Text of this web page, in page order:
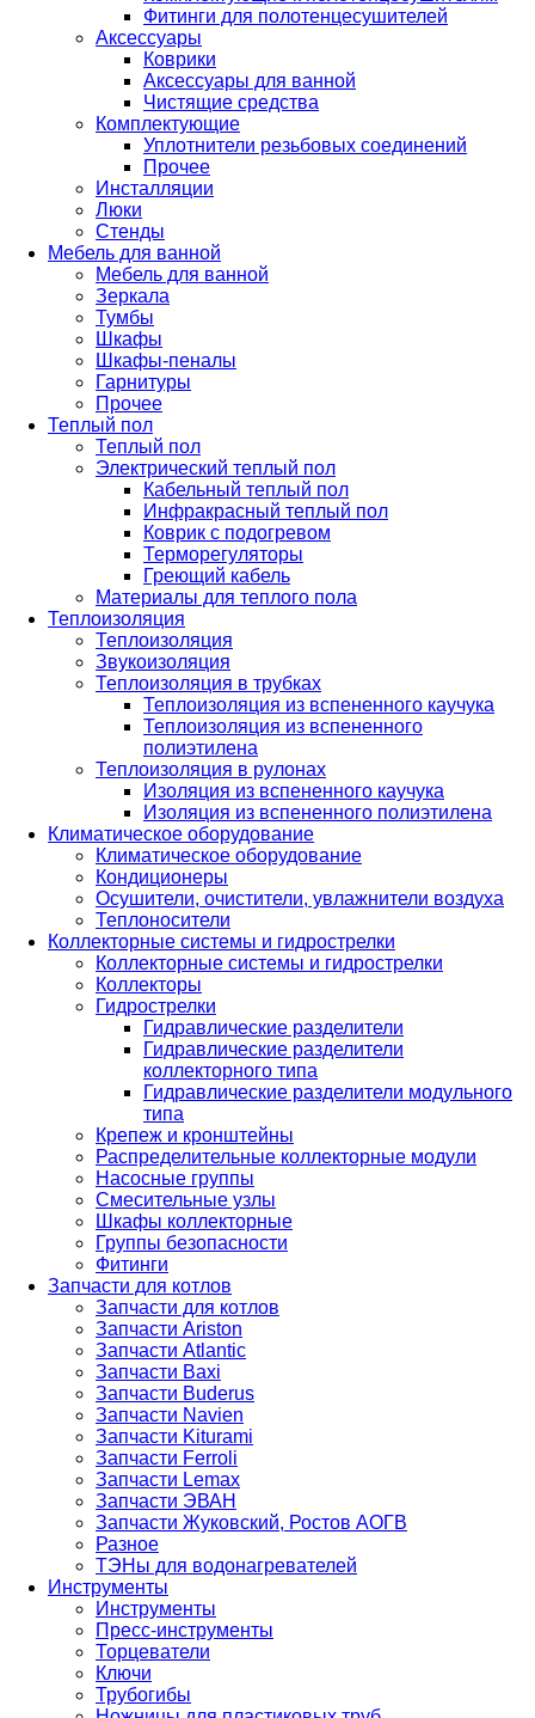
Фитинги для полотенцесушителей
Аксессуары
Коврики
Аксессуары для ванной
Чистящие средства
Комплектующие
Уплотнители резьбовых соединений
Прочее
Инсталляции
Люки
Стенды
Мебель для ванной
Мебель для ванной
Зеркала
Тумбы
Шкафы
Шкафы-пеналы
Гарнитуры
Прочее
Теплый пол
Теплый пол
Электрический теплый пол
Кабельный теплый пол
Инфракрасный теплый пол
Коврик с подогревом
Терморегуляторы
Греющий кабель
Материалы для теплого пола
Теплоизоляция
Теплоизоляция
Звукоизоляция
Теплоизоляция в трубках
Теплоизоляция из вспененного каучука
Теплоизоляция из вспененного
полиэтилена
Теплоизоляция в рулонах
Изоляция из вспененного каучука
Изоляция из вспененного полиэтилена
Климатическое оборудование
Климатическое оборудование
Кондиционеры
Осушители, очистители, увлажнители воздуха
Теплоносители
Коллекторные системы и гидрострелки
Коллекторные системы и гидрострелки
Коллекторы
Гидрострелки
Гидравлические разделители
Гидравлические разделители
коллекторного типа
Гидравлические разделители модульного
типа
Крепеж и кронштейны
Распределительные коллекторные модули
Насосные группы
Смесительные узлы
Шкафы коллекторные
Группы безопасности
Фитинги
Запчасти для котлов
Запчасти для котлов
Запчасти Ariston
Запчасти Atlantic
Запчасти Baxi
Запчасти Buderus
Запчасти Navien
Запчасти Kiturami
Запчасти Ferroli
Запчасти Lemax
Запчасти ЭВАН
Запчасти Жуковский, Ростов АОГВ
Разное
ТЭНы для водонагревателей
Инструменты
Инструменты
Пресс-инструменты
Торцеватели
Ключи
Трубогибы